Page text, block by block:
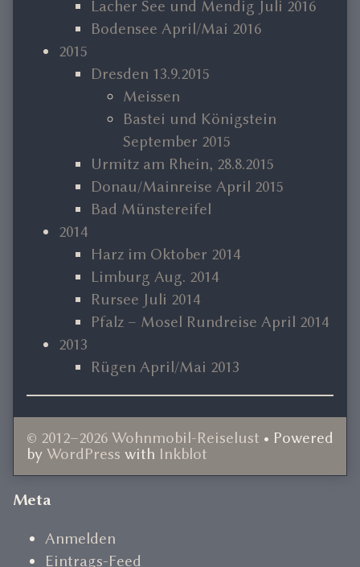
Lacher See und Mendig Juli 2016
Bodensee April/Mai 2016
2015
Dresden 13.9.2015
Meissen
Bastei und Königstein
September 2015
Urmitz am Rhein, 28.8.2015
Donau/Mainreise April 2015
Bad Münstereifel
2014
Harz im Oktober 2014
Limburg Aug. 2014
Rursee Juli 2014
Pfalz – Mosel Rundreise April 2014
2013
Rügen April/Mai 2013
© 2012–2026 Wohnmobil-Reiselust • Powered
by WordPress with Inkblot
Document
Footer
Meta
Anmelden
Eintrags-Feed